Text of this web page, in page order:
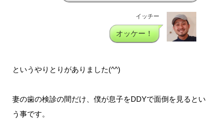
イッチー
オッケー！
というやりとりがありました(^^)
妻の歯の検診の間だけ、僕が息子をDDYで面倒を見るとい
う事です。